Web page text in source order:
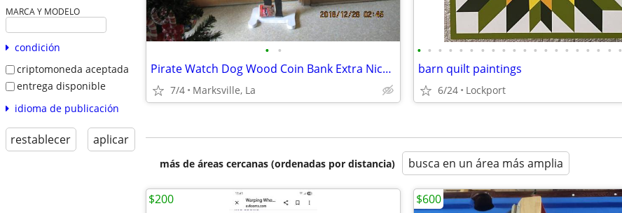
MARCA Y MODELO
condición
criptomoneda aceptada
entrega disponible
idioma de publicación
restablecer aplicar
• •
Pirate Watch Dog Wood Coin Bank Extra Nice Attractive Just Built &Tall
7/4 Marksville, La
• • • • • • • • • • • • • • • • • • • •
barn quilt paintings
6/24 Lockport
más de áreas cercanas (ordenadas por distancia) busca en un área más amplia
$200 $600